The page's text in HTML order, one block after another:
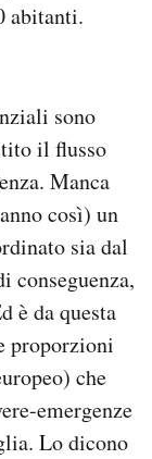
abitanti.
sono
il flusso
Manca
così) un
sia dal
conseguenza,
è da questa
proporzioni
che
emergenze
Lo dicono